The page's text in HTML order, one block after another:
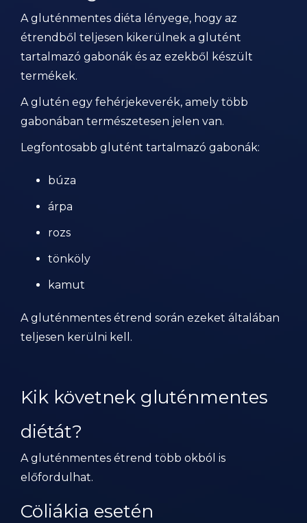
A gluténmentes diéta lényege, hogy az
étrendből teljesen kikerülnek a glutént
tartalmazó gabonák és az ezekből készült
termékek.
A glutén egy fehérjekeverék, amely több
gabonában természetesen jelen van.
Legfontosabb glutént tartalmazó gabonák:
búza
árpa
rozs
tönköly
kamut
A gluténmentes étrend során ezeket általában
teljesen kerülni kell.
Kik követnek gluténmentes
diétát?
A gluténmentes étrend több okból is
előfordulhat.
Cöliákia esetén